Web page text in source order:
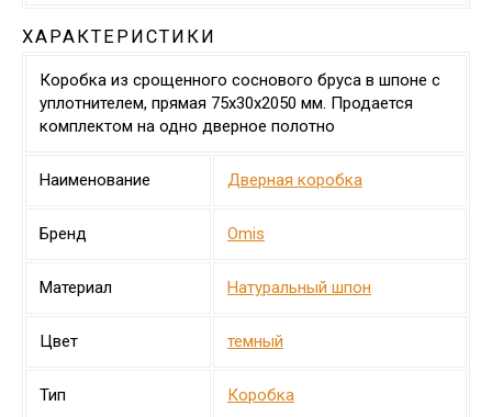
ХАРАКТЕРИСТИКИ
Коробка из срощенного соснового бруса в шпоне с
уплотнителем, прямая 75х30х2050 мм. Продается
комплектом на одно дверное полотно
Наименование Дверная коробка
Бренд Omis
Материал Натуральный шпон
Цвет темный
Тип Коробка